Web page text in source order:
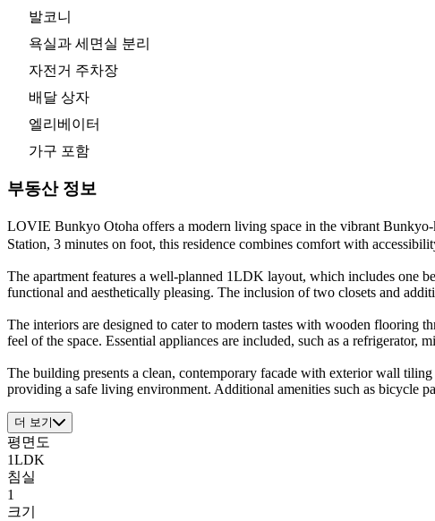
발코니
욕실과 세면실 분리
자전거 주차장
배달 상자
엘리베이터
가구 포함
부동산 정보
LOVIE Bunkyo Otoha offers a modern living space in the vibrant
Station, 3 minutes on foot, this residence combines comfort with
The apartment features a well-planned 1LDK layout, which includes one
functional and aesthetically pleasing. The inclusion of two closets and
The interiors are designed to cater to modern tastes with wooden flooring
feel of the space. Essential appliances are included, such as a refrigerator,
The building presents a clean, contemporary facade with exterior wall
providing a safe living environment. Additional amenities such as bicycle
더 보기
평면도
1LDK
침실
1
크기